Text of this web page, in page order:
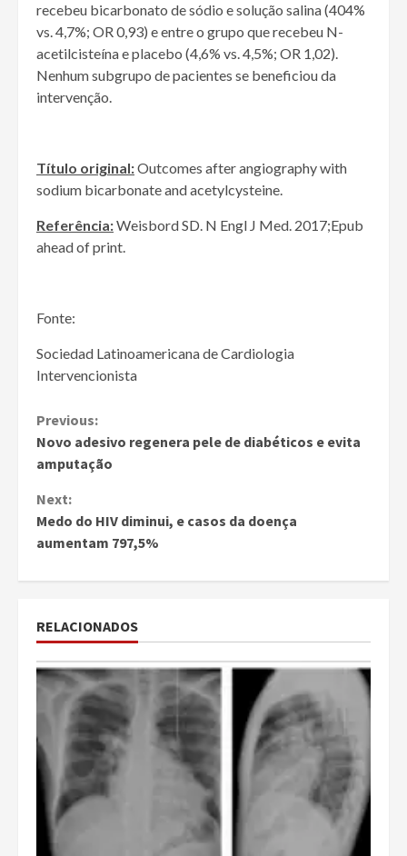
recebeu bicarbonato de sódio e solução salina (404%
vs. 4,7%; OR 0,93) e entre o grupo que recebeu N-
acetilcisteína e placebo (4,6% vs. 4,5%; OR 1,02).
Nenhum subgrupo de pacientes se beneficiou da
intervenção.
Título original:Outcomes after angiography with
sodium bicarbonate and acetylcysteine.
Referência:Weisbord SD. N Engl J Med. 2017;Epub
ahead of print.
Fonte:
Sociedad Latinoamericana de Cardiologia
Intervencionista
Continue
Reading
Previous:
Novo adesivo regenera pele de diabéticos e evita
amputação
Next:
Medo do HIV diminui, e casos da doença
aumentam 797,5%
RELACIONADOS